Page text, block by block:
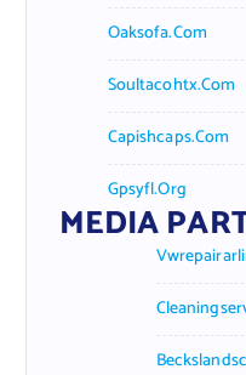
Oaksofa.com
Soultacohtx.com
Capishcaps.com
Gpsyfl.org
MEDIA